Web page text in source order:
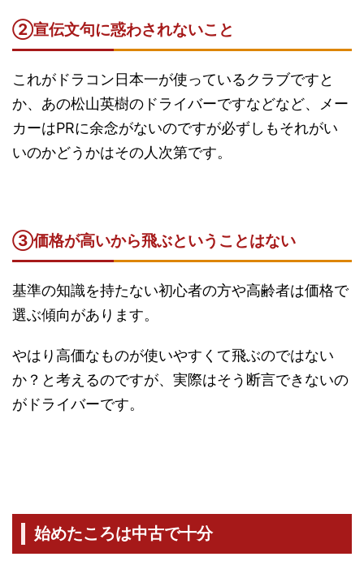
②宣伝文句に惑わされないこと
これがドラコン日本一が使っているクラブですと
か、あの松山英樹のドライバーですなどなど、メー
カーはPRに余念がないのですが必ずしもそれがい
いのかどうかはその人次第です。
③価格が高いから飛ぶということはない
基準の知識を持たない初心者の方や高齢者は価格で
選ぶ傾向があります。
やはり高価なものが使いやすくて飛ぶのではない
か？と考えるのですが、実際はそう断言できないの
がドライバーです。
始めたころは中古で十分